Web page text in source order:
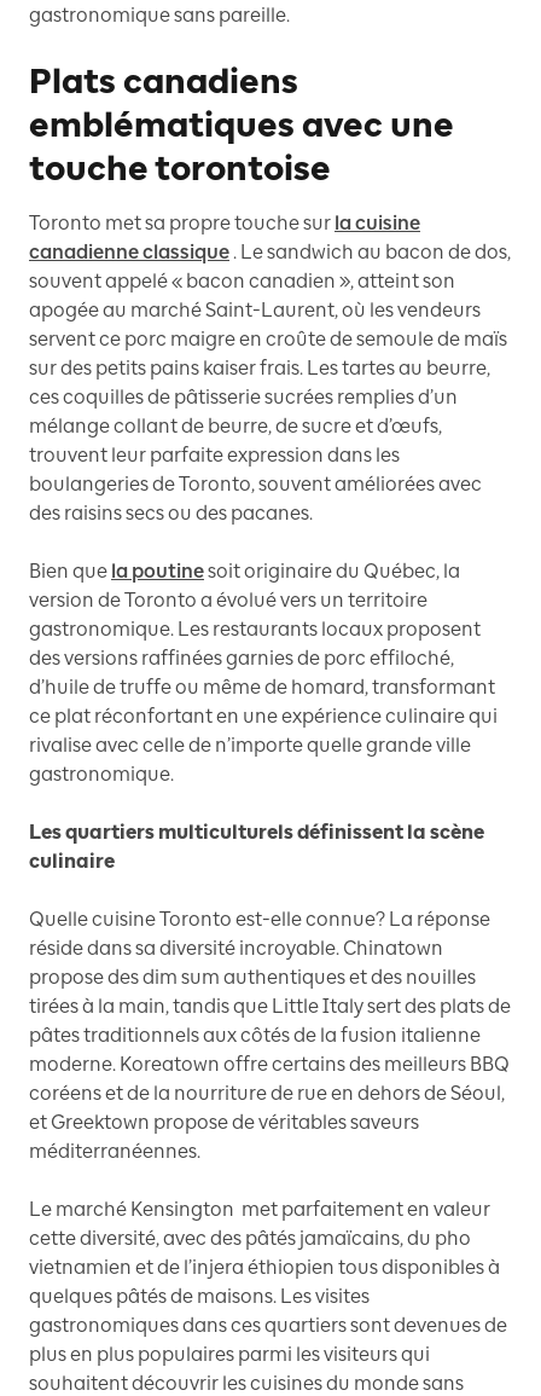
gastronomique sans pareille.
Plats canadiens
emblématiques avec une
touche torontoise
Toronto met sa propre touche sur la cuisine
canadienne classique . Le sandwich au bacon de dos,
souvent appelé « bacon canadien », atteint son
apogée au marché Saint-Laurent, où les vendeurs
servent ce porc maigre en croûte de semoule de maïs
sur des petits pains kaiser frais. Les tartes au beurre,
ces coquilles de pâtisserie sucrées remplies d’un
mélange collant de beurre, de sucre et d’œufs,
trouvent leur parfaite expression dans les
boulangeries de Toronto, souvent améliorées avec
des raisins secs ou des pacanes.
Bien que la poutinesoit originaire du Québec, la
version de Toronto a évolué vers un territoire
gastronomique. Les restaurants locaux proposent
des versions raffinées garnies de porc effiloché,
d’huile de truffe ou même de homard, transformant
ce plat réconfortant en une expérience culinaire qui
rivalise avec celle de n’importe quelle grande ville
gastronomique.
Les quartiers multiculturels définissent la scène
culinaire
Quelle cuisine Toronto est-elle connue? La réponse
réside dans sa diversité incroyable. Chinatown
propose des dim sum authentiques et des nouilles
tirées à la main, tandis que Little Italy sert des plats de
pâtes traditionnels aux côtés de la fusion italienne
moderne. Koreatown offre certains des meilleurs BBQ
coréens et de la nourriture de rue en dehors de Séoul,
et Greektown propose de véritables saveurs
méditerranéennes.
Le marché Kensington met parfaitement en valeur
cette diversité, avec des pâtés jamaïcains, du pho
vietnamien et de l’injera éthiopien tous disponibles à
quelques pâtés de maisons. Les visites
gastronomiques dans ces quartiers sont devenues de
plus en plus populaires parmi les visiteurs qui
souhaitent découvrir les cuisines du monde sans